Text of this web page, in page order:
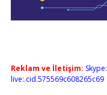
Reklam ve İletişim: Skype:
live:.cid.575569c608265c69